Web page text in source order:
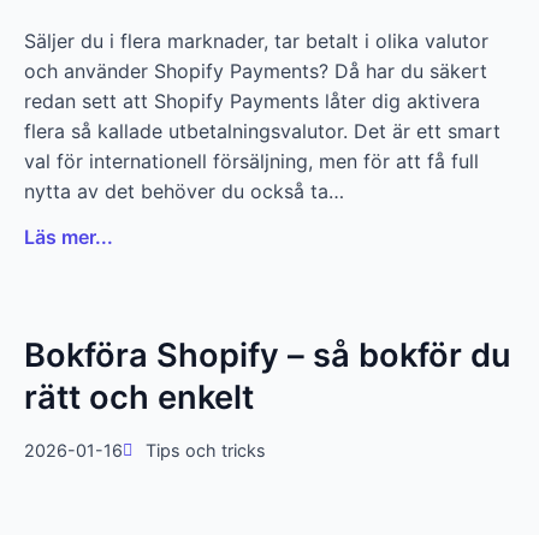
Säljer du i flera marknader, tar betalt i olika valutor
och använder Shopify Payments? Då har du säkert
redan sett att Shopify Payments låter dig aktivera
flera så kallade utbetalningsvalutor. Det är ett smart
val för internationell försäljning, men för att få full
nytta av det behöver du också ta…
Läs mer...
Bokföra Shopify – så bokför du
rätt och enkelt
2026-01-16 Tips och tricks